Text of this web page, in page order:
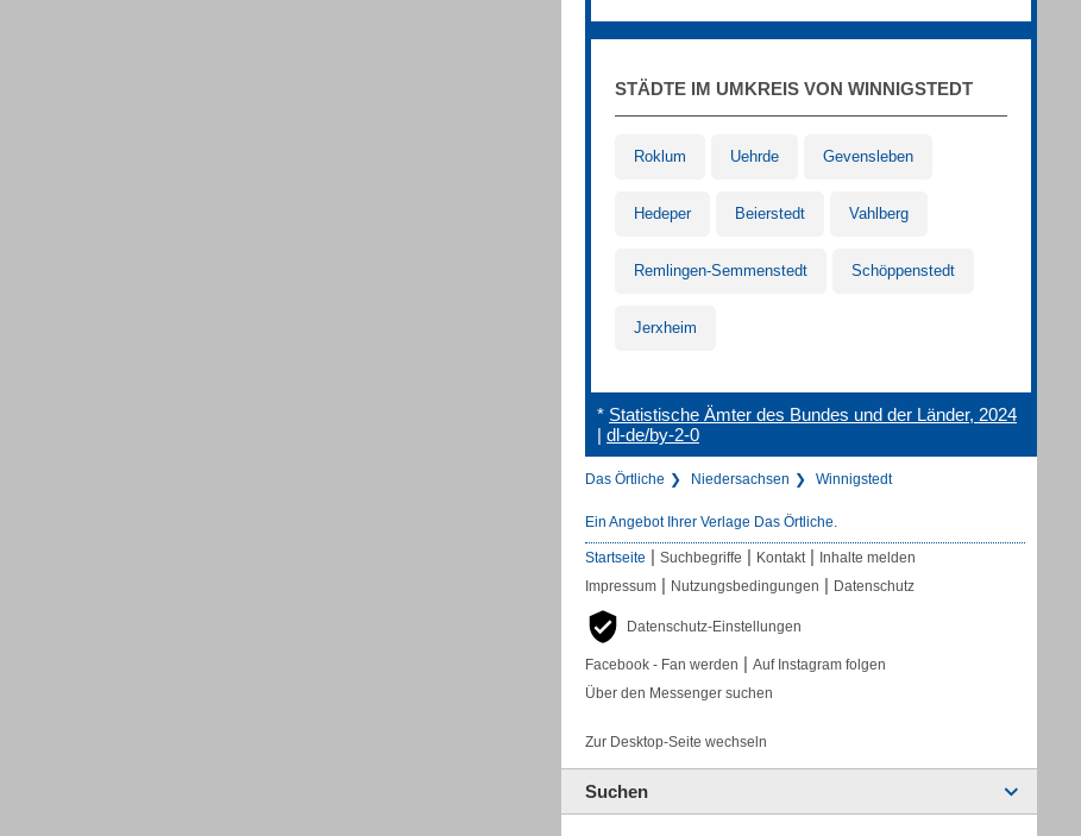
STÄDTE IM UMKREIS VON WINNIGSTEDT
Roklum Uehrde Gevensleben
Hedeper Beierstedt Vahlberg
Remlingen-Semmenstedt Schöppenstedt
Jerxheim
* Statistische Ämter des Bundes und der Länder, 2024
| dl-de/by-2-0
Das Örtliche Niedersachsen Winnigstedt
Ein Angebot Ihrer Verlage Das Örtliche.
Startseite | Suchbegriffe | Kontakt | Inhalte melden
Impressum | Nutzungsbedingungen | Datenschutz
Datenschutz-Einstellungen
Facebook - Fan werden | Auf Instagram folgen
Über den Messenger suchen
Zur Desktop-Seite wechseln
Suchen